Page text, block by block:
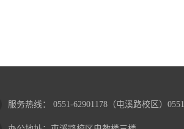
服务热线： 0551-62901178（屯溪路校区）